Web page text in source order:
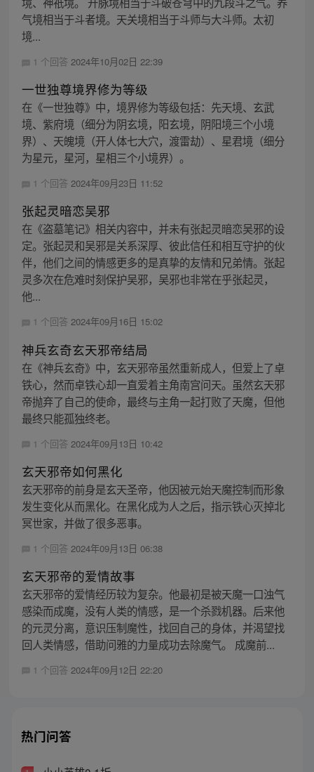
气境相当于斗者境。天关境相当于斗师与大斗师。太初
境...
1 个回答 2024年10月02日 22:39
一世独尊境界修为等级
在《一世独尊》中，境界修为等级包括：先天境、玄武
境、紫府境（细分为阴玄境，阳玄境，阴阳境三个小境
界）、天魄境（开人体七大穴，渡雷劫）、星君境（细分
为星元，星河，星相三个小境界）。
1 个回答 2024年09月23日 11:52
张起灵暗恋吴邪
在《盗墓笔记》相关内容中，并未有张起灵暗恋吴邪的设
定。张起灵和吴邪是关系深厚、彼此信任和相互守护的伙
伴，他们之间的情感更多的是真挚的友情和兄弟情。张起
灵多次在危难时刻保护吴邪，吴邪也非常在乎张起灵，
他...
1 个回答 2024年09月16日 15:02
神兵玄奇玄天邪帝结局
在《神兵玄奇》中，玄天邪帝虽然重新成人，但爱上了卓
铁心，然而卓铁心却一直爱着主角南宫问天。虽然玄天邪
帝抛弃了自己的使命，最终与主角一起打败了天魔，但他
最终只能孤独终老。
1 个回答 2024年09月13日 10:42
玄天邪帝如何黑化
玄天邪帝的前身是玄天圣帝，他因被元始天魔控制而形象
发生变化从而黑化。在黑化成为人之后，指示铁心灭掉北
冥世家，并做了很多恶事。
1 个回答 2024年09月13日 06:38
玄天邪帝的爱情故事
玄天邪帝的爱情经历较为复杂。他最初是被天魔一口浊气
感染而成魔，没有人类的情感，是一个杀戮机器。后来他
的元灵分离，意识压制魔性，找回自己的身体，并渴望找
回人类情感，借助问雅的力量成功去除魔气。 成魔前...
1 个回答 2024年09月12日 22:20
热门问答